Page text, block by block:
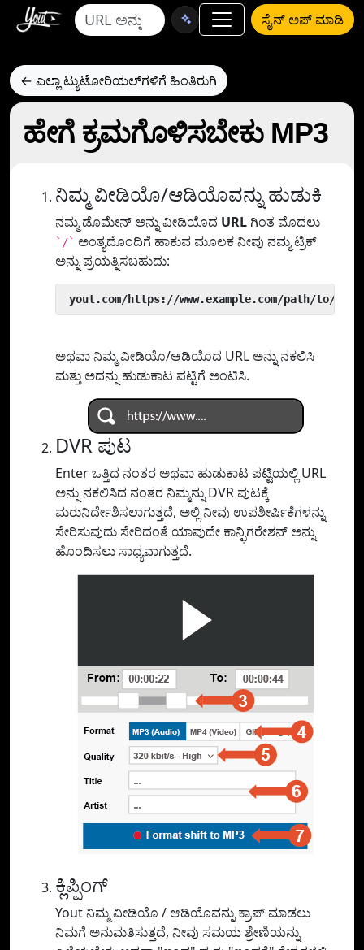
ಸೈನ್ ಅಪ್ ಮಾಡಿ
← ಎಲ್ಲಾ ಟ್ಯುಟೋರಿಯಲ್‌ಗಳಿಗೆ ಹಿಂತಿರುಗಿ
ಹೇಗೆ ಕ್ರಮಗೊಳಿಸಬೇಕು MP3
ನಿಮ್ಮ ವೀಡಿಯೊ/ಆಡಿಯೊವನ್ನು ಹುಡುಕಿ
ನಮ್ಮ ಡೊಮೇನ್ ಅನ್ನು ವೀಡಿಯೊದ URL ಗಿಂತ ಮೊದಲು
`/` ಅಂತ್ಯದೊಂದಿಗೆ ಹಾಕುವ ಮೂಲಕ ನೀವು ನಮ್ಮ ಟ್ರಿಕ್
ಅನ್ನು ಪ್ರಯತ್ನಿಸಬಹುದು:
yout.com/https://www.example.com/path/to/
ಅಥವಾ ನಿಮ್ಮ ವೀಡಿಯೊ/ಆಡಿಯೊದ URL ಅನ್ನು ನಕಲಿಸಿ
ಮತ್ತು ಅದನ್ನು ಹುಡುಕಾಟ ಪಟ್ಟಿಗೆ ಅಂಟಿಸಿ.
DVR ಪುಟ
Enter ಒತ್ತಿದ ನಂತರ ಅಥವಾ ಹುಡುಕಾಟ ಪಟ್ಟಿಯಲ್ಲಿ URL
ಅನ್ನು ನಕಲಿಸಿದ ನಂತರ ನಿಮ್ಮನ್ನು DVR ಪುಟಕ್ಕೆ
ಮರುನಿರ್ದೇಶಿಸಲಾಗುತ್ತದೆ, ಅಲ್ಲಿ ನೀವು ಉಪಶೀರ್ಷಿಕೆಗಳನ್ನು
ಸೇರಿಸುವುದು ಸೇರಿದಂತೆ ಯಾವುದೇ ಕಾನ್ಫಿಗರೇಶನ್ ಅನ್ನು
ಹೊಂದಿಸಲು ಸಾಧ್ಯವಾಗುತ್ತದೆ.
ಕ್ಲಿಪ್ಪಿಂಗ್
Yout ನಿಮ್ಮ ವೀಡಿಯೊ / ಆಡಿಯೊವನ್ನು ಕ್ರಾಪ್ ಮಾಡಲು
ನಿಮಗೆ ಅನುಮತಿಸುತ್ತದೆ, ನೀವು ಸಮಯ ಶ್ರೇಣಿಯನ್ನು